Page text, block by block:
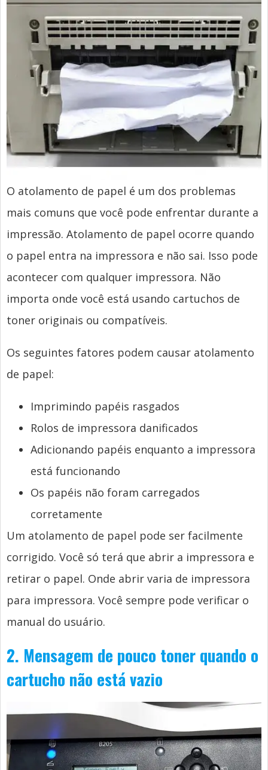
O atolamento de papel é um dos problemas
mais comuns que você pode enfrentar durante a
impressão. Atolamento de papel ocorre quando
o papel entra na impressora e não sai. Isso pode
acontecer com qualquer impressora. Não
importa onde você está usando cartuchos de
toner originais ou compatíveis.
Os seguintes fatores podem causar atolamento
de papel:
Imprimindo papéis rasgados
Rolos de impressora danificados
Adicionando papéis enquanto a impressora
está funcionando
Os papéis não foram carregados
corretamente
Um atolamento de papel pode ser facilmente
corrigido. Você só terá que abrir a impressora e
retirar o papel. Onde abrir varia de impressora
para impressora. Você sempre pode verificar o
manual do usuário.
2. Mensagem de pouco toner quando o
cartucho não está vazio